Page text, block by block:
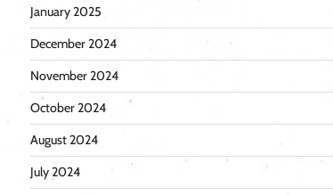
January 2025
December 2024
November 2024
October 2024
August 2024
July 2024